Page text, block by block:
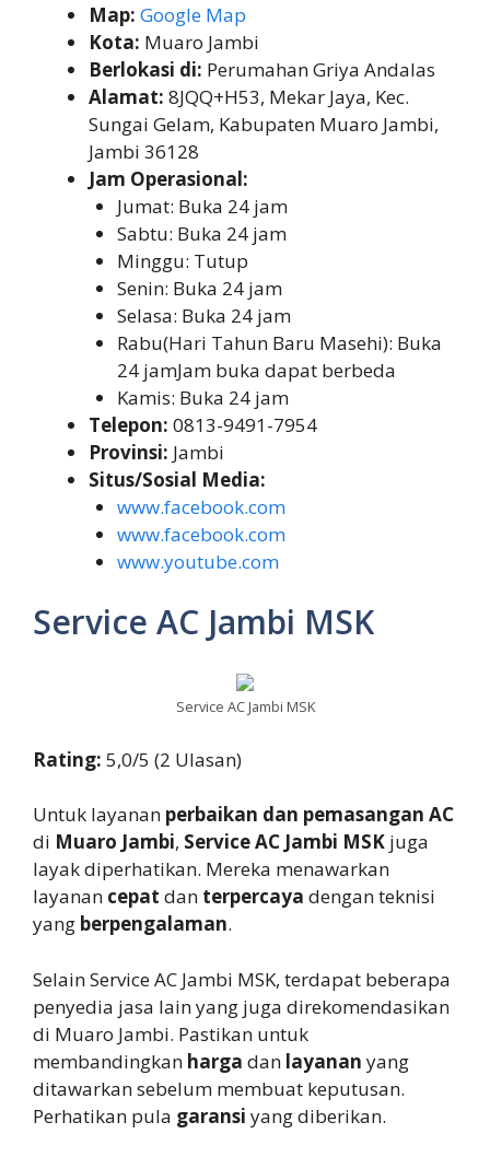
Map: Google Map
Kota: Muaro Jambi
Berlokasi di: Perumahan Griya Andalas
Alamat: 8JQQ+H53, Mekar Jaya, Kec.
Sungai Gelam, Kabupaten Muaro Jambi,
Jambi 36128
Jam Operasional:
Jumat: Buka 24 jam
Sabtu: Buka 24 jam
Minggu: Tutup
Senin: Buka 24 jam
Selasa: Buka 24 jam
Rabu(Hari Tahun Baru Masehi): Buka
24 jamJam buka dapat berbeda
Kamis: Buka 24 jam
Telepon: 0813-9491-7954
Provinsi: Jambi
Situs/Sosial Media:
www.facebook.com
www.facebook.com
www.youtube.com
Service AC Jambi MSK
Service AC Jambi MSK
Rating: 5,0/5 (2 Ulasan)
Untuk layanan perbaikan dan pemasangan AC
di Muaro Jambi, Service AC Jambi MSK juga
layak diperhatikan. Mereka menawarkan
layanan cepat dan terpercaya dengan teknisi
yang berpengalaman.
Selain Service AC Jambi MSK, terdapat beberapa
penyedia jasa lain yang juga direkomendasikan
di Muaro Jambi. Pastikan untuk
membandingkan harga dan layanan yang
ditawarkan sebelum membuat keputusan.
Perhatikan pula garansi yang diberikan.